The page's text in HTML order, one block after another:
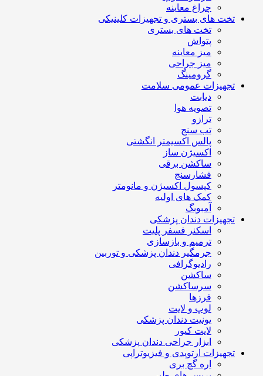
چراغ معاینه
تخت های بستری و تجهیزات کلینیکی
تخت های بستری
پتواش
میز معاینه
میز جراحی
گرومینگ
تجهیزات عمومی سلامت
دیابت
تصویه هوا
ترازو
تب سنج
پالس اکسیمتر انگشتی
اکسیژن ساز
ساکشن برقی
فشارسنج
کپسول اکسیژن و مانومتر
کمک های اولیه
آمبوبگ
تجهیزات دندان پزشکی
اسکنر فسفر پلیت
ترمیم و بازسازی
جرمگیر دندان پزشکی و توربین
رادیوگرافی
ساکشن
سرساکشن
فرزها
لوپ و لایت
یونیت دندان پزشکی
لایت کیور
ابزار جراحی دندان پزشکی
تجهیزات ارتوپدی و فیزیوتراپی
اره گچ بری